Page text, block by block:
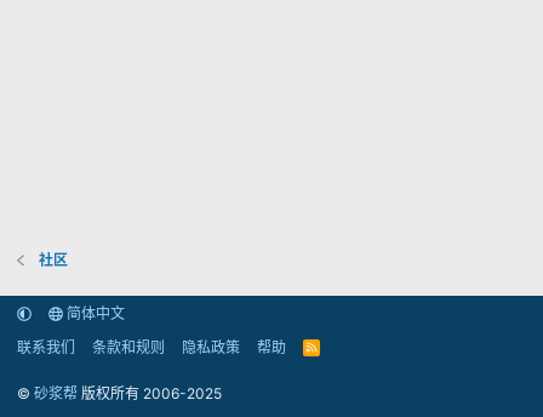
社区
简体中文
联系我们
条款和规则 隐私政策 帮助
R
© 砂浆帮 版权所有 2006-2025